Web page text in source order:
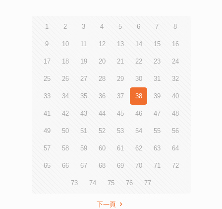
1 2 3 4 5 6 7 8
9 10 11 12 13 14 15 16
17 18 19 20 21 22 23 24
25 26 27 28 29 30 31 32
33 34 35 36 37 38 39 40
41 42 43 44 45 46 47 48
49 50 51 52 53 54 55 56
57 58 59 60 61 62 63 64
65 66 67 68 69 70 71 72
73 74 75 76 77
下一頁